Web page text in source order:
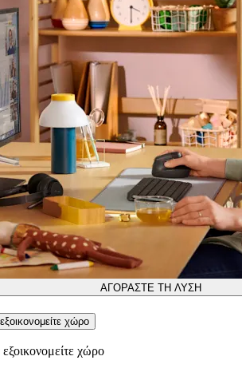
ΑΓΟΡΑΣΤΕ ΤΗ ΛΥΣΗ
χώρο
χώρο